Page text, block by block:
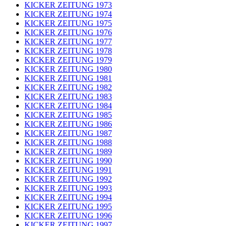
KICKER ZEITUNG 1973
KICKER ZEITUNG 1974
KICKER ZEITUNG 1975
KICKER ZEITUNG 1976
KICKER ZEITUNG 1977
KICKER ZEITUNG 1978
KICKER ZEITUNG 1979
KICKER ZEITUNG 1980
KICKER ZEITUNG 1981
KICKER ZEITUNG 1982
KICKER ZEITUNG 1983
KICKER ZEITUNG 1984
KICKER ZEITUNG 1985
KICKER ZEITUNG 1986
KICKER ZEITUNG 1987
KICKER ZEITUNG 1988
KICKER ZEITUNG 1989
KICKER ZEITUNG 1990
KICKER ZEITUNG 1991
KICKER ZEITUNG 1992
KICKER ZEITUNG 1993
KICKER ZEITUNG 1994
KICKER ZEITUNG 1995
KICKER ZEITUNG 1996